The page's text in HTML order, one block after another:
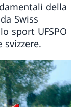
della
Swiss
sport UFSPO